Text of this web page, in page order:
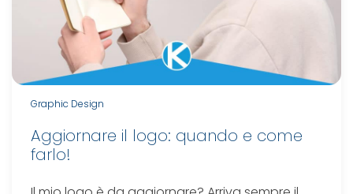
Graphic Design
Aggiornare il logo: quando e come
farlo!